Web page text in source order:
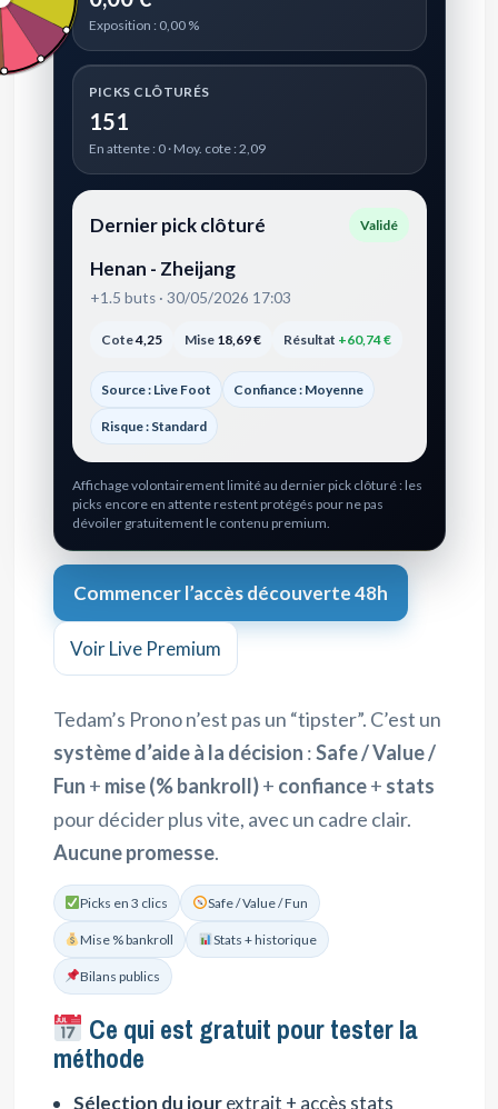
Exposition : 0,00 %
PICKS CLÔTURÉS
151
En attente : 0 · Moy. cote : 2,09
Dernier pick clôturé Validé
Henan - Zheijang
+1.5 buts · 30/05/2026 17:03
Cote4,25 Mise 18,69 € Résultat +60,74 €
Source : Live Foot Confiance : Moyenne
Risque : Standard
Affichage volontairement limité au dernier pick clôturé : les
picks encore en attente restent protégés pour ne pas
dévoiler gratuitement le contenu premium.
Commencer l’accès découverte 48h
Voir Live Premium
Tedam’s Prono n’est pas un “tipster”. C’est un
système d’aide à la décision :Safe / Value /
Fun + mise (% bankroll)+ confiance+ stats
pour décider plus vite, avec un cadre clair.
Aucune promesse.
Picks en 3 clics Safe / Value / Fun
Mise % bankroll Stats + historique
Bilans publics
Ce qui est gratuit pour tester la
méthode
Sélection du jourextrait + accès stats